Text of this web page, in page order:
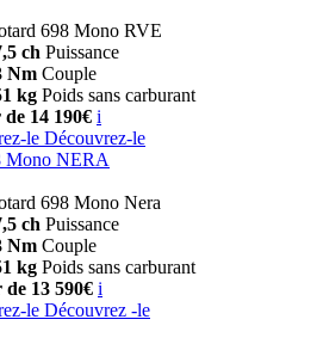
698 Mono RVE
ch Puissance
Nm Couple
kg Poids sans carburant
14 190€ i
le Découvrez-le
Mono NERA
698 Mono Nera
ch Puissance
Nm Couple
kg Poids sans carburant
13 590€ i
le Découvrez -le